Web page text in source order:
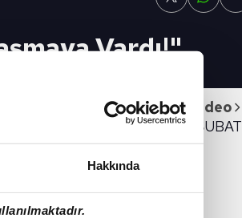
Hakkında
Vardı!"
Sonraki Video
SPOR GÜNDEMİ 18 ŞUBAT